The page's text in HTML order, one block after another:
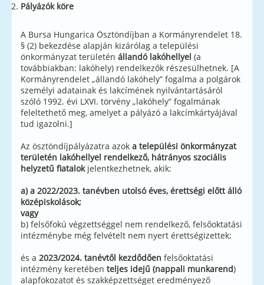
Pályázók köre
A Bursa Hungarica Ösztöndíjban a Kormányrendelet 18.
§ (2) bekezdése alapján kizárólag a települési
önkormányzat területén állandó lakóhellyel (a
továbbiakban: lakóhely) rendelkezők részesülhetnek. [A
Kormányrendelet „állandó lakóhely” fogalma a polgárok
személyi adatainak és lakcímének nyilvántartásáról
szóló 1992. évi LXVI. törvény „lakóhely” fogalmának
feleltethető meg, amelyet a pályázó a lakcímkártyájával
tud igazolni.]
Az ösztöndíjpályázatra azok a települési önkormányzat
területén lakóhellyel rendelkező, hátrányos szociális
helyzetű fiatalokjelentkezhetnek, akik:
a) a 2022/2023. tanévben utolsó éves, érettségi előtt álló
középiskolások;
vagy
b) felsőfokú végzettséggel nem rendelkező, felsőoktatási
intézménybe még felvételt nem nyert érettségizettek;
és a 2023/2024. tanévtől kezdődően felsőoktatási
intézmény keretében teljes idejű (nappali munkarend)
alapfokozatot és szakképzettséget eredményező